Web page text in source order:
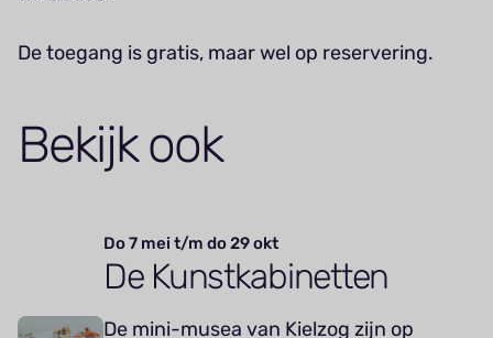
De toegang is gratis, maar wel op reservering.
Bekijk ook
Do 7 mei t/m do 29 okt
De Kunstkabinetten
De mini-musea van Kielzog zijn op